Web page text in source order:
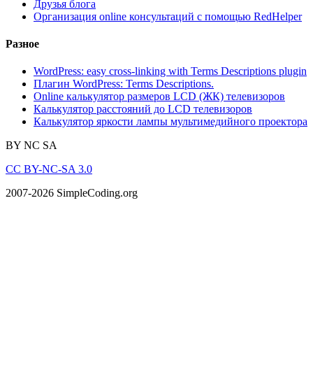
Друзья блога
Организация online консультаций с помощью RedHelper
Разное
WordPress: easy cross-linking with Terms Descriptions plugin
Плагин WordPress: Terms Descriptions.
Online калькулятор размеров LCD (ЖК) телевизоров
Калькулятор расстояний до LCD телевизоров
Калькулятор яркости лампы мультимедийного проектора
BY NC SA
CC BY-NC-SA 3.0
2007-2026 SimpleCoding.org